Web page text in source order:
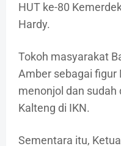
HUT ke-80
Hardy.
Tokoh masyarakat
Amber sebagai figur
menonjol dan sudah
Kalteng di IKN.
Sementara itu,